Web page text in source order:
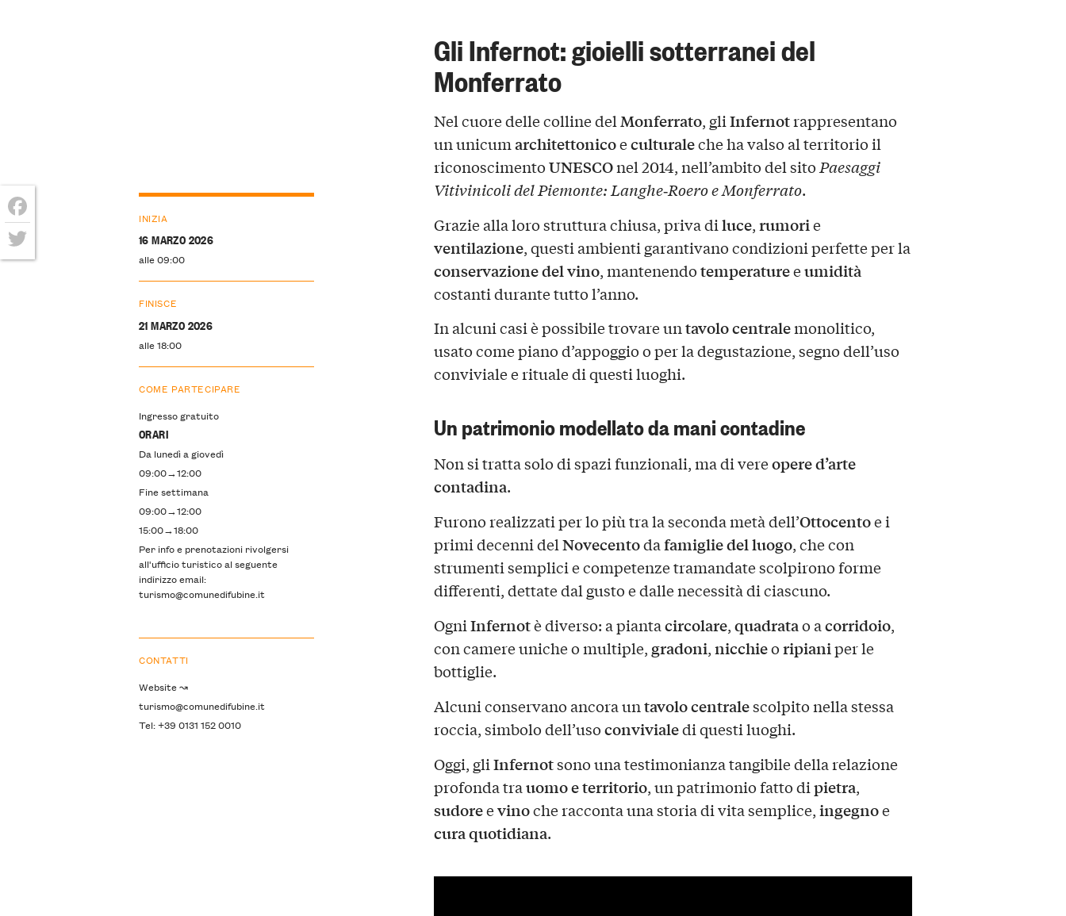
Gli Infernot: gioielli sotterranei del
Monferrato
Nel cuore delle colline del Monferrato, gliInfernotrappresentano
un unicumarchitettonicoeculturaleche ha valso al territorio il
riconoscimentoUNESCOnel 2014, nell’ambito del sito Paesaggi
Vitivinicoli del Piemonte: Langhe‑Roero e Monferrato.
Grazie alla loro struttura chiusa, priva diluce,rumorie
ventilazione, questi ambienti garantivano condizioni perfette per la
conservazione del vino, mantenendotemperatureeumidità
costanti durante tutto l’anno.
In alcuni casi è possibile trovare untavolo centralemonolitico,
usato come piano d’appoggio o per la degustazione, segno dell’uso
conviviale e rituale di questi luoghi.
Un patrimonio modellato da mani contadine
Non si tratta solo di spazi funzionali, ma di vereopere d’arte
contadina.
Furono realizzati per lo più tra la seconda metà dell’Ottocentoe i
primi decenni delNovecentodafamiglie del luogo, che con
strumenti semplici e competenze tramandate scolpirono forme
differenti, dettate dal gusto e dalle necessità di ciascuno.
OgniInfernotè diverso: a piantacircolare,quadratao acorridoio,
con camere uniche o multiple, gradoni,nicchieoripianiper le
bottiglie.
Alcuni conservano ancora untavolo centralescolpito nella stessa
roccia, simbolo dell’usoconvivialedi questi luoghi.
Oggi, gliInfernotsono una testimonianza tangibile della relazione
profonda trauomo e territorio, un patrimonio fatto dipietra,
sudoreevinoche racconta una storia di vita semplice,ingegnoe
cura quotidiana.
INIZIA
16 MARZO 2026
alle 09:00
FINISCE
21 MARZO 2026
alle 18:00
COME PARTECIPARE
Ingresso gratuito
ORARI
Da lunedì a giovedì
09:00→12:00
Fine settimana
09:00→12:00
15:00→18:00
Per info e prenotazioni rivolgersi
all'ufficio turistico al seguente
indirizzo email:
turismo@comunedifubine.it
CONTATTI
Website ↝
turismo@comunedifubine.it
Tel: +39 0131 152 0010
Facebook
Twitter